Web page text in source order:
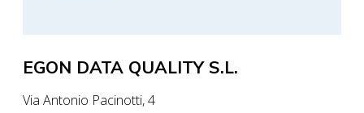
EGON DATA QUALITY S.L.
Via Antonio Pacinotti, 4